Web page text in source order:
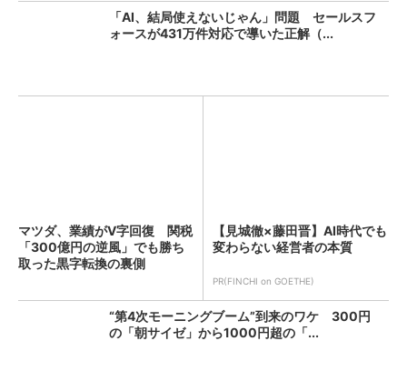
「AI、結局使えないじゃん」問題 セールスフ
ォースが431万件対応で導いた正解（...
マツダ、業績がV字回復 関税
「300億円の逆風」でも勝ち
取った黒字転換の裏側
【見城徹×藤田晋】AI時代でも
変わらない経営者の本質
PR(FINCHI on GOETHE)
“第4次モーニングブーム”到来のワケ 300円
の「朝サイゼ」から1000円超の「...